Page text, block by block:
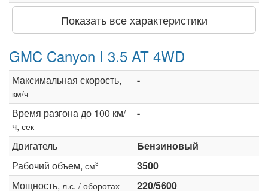
Показать все характеристики
GMC Canyon I 3.5 AT 4WD
Максимальная скорость,
км/ч
-
Время разгона до 100 км/
ч, сек
-
Двигатель
Бензиновый
Рабочий объем, см3
3500
Мощность, л.с. / оборотах
220/5600